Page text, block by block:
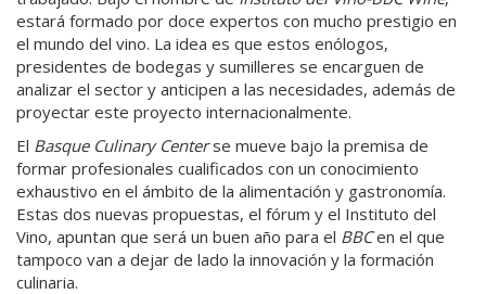
estará formado por doce expertos con mucho prestigio en
el mundo del vino. La idea es que estos enólogos,
presidentes de bodegas y sumilleres se encarguen de
analizar el sector y anticipen a las necesidades, además de
proyectar este proyecto internacionalmente.
El Basque Culinary Centerse mueve bajo la premisa de
formar profesionales cualificados con un conocimiento
exhaustivo en el ámbito de la alimentación y gastronomía.
Estas dos nuevas propuestas, el fórum y el Instituto del
Vino, apuntan que será un buen año para el BBCen el que
tampoco van a dejar de lado la innovación y la formación
culinaria.